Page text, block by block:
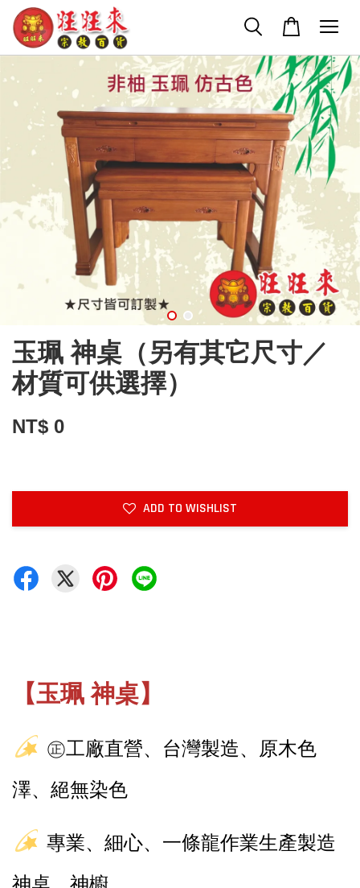
玉珮 神桌（另有其它尺寸／
材質可供選擇）
NT$ 0
ADD TO WISHLIST
【玉珮 神桌】
㊣工廠直營、台灣製造、原木色
澤、絕無染色
專業、細心、一條龍作業生產製造
神桌、神櫥